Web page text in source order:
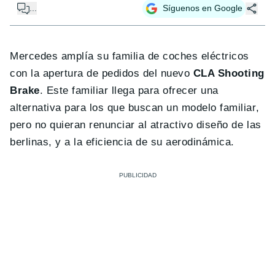
... Síguenos en Google
Mercedes amplía su familia de coches eléctricos
con la apertura de pedidos del nuevo CLA Shooting
Brake. Este familiar llega para ofrecer una
alternativa para los que buscan un modelo familiar,
pero no quieran renunciar al atractivo diseño de las
berlinas, y a la eficiencia de su aerodinámica.